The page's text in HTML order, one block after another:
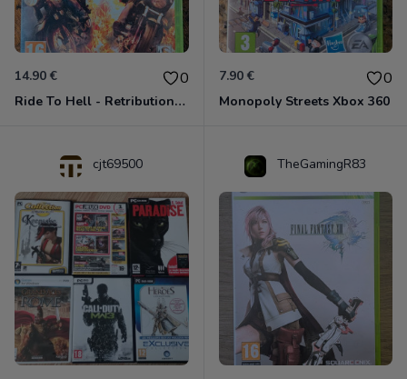
14.90 € 0
Ride To Hell - Retribution Xbox 360
7.90 € 0
Monopoly Streets Xbox 360
cjt69500 TheGamingR83